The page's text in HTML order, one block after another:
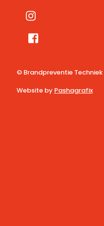
© Brandpreventie Techniek
Website by Pashagrafix